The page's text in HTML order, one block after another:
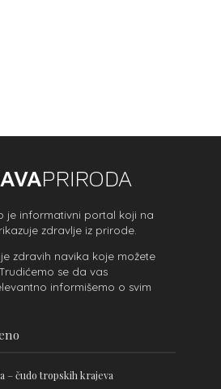
je informativni portal koji na
zdravlje iz prirode.
zdravih navika koje možete
se da vas
informišemo o svim
– čudo tropskih krajeva